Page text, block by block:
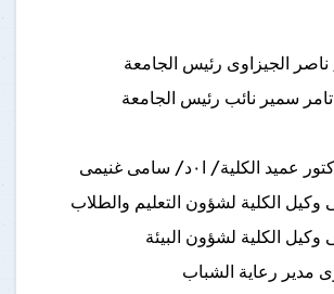
/ ناصر الجيزاوى رئيس الجامعة
تامر سمير نائب رئيس الجامعة
الكلية/ ا٠د/ سامى غنيمى
الكلية لشؤون التعليم والطلاب
الكلية لشؤون البيئة
مدير رعاية الشباب